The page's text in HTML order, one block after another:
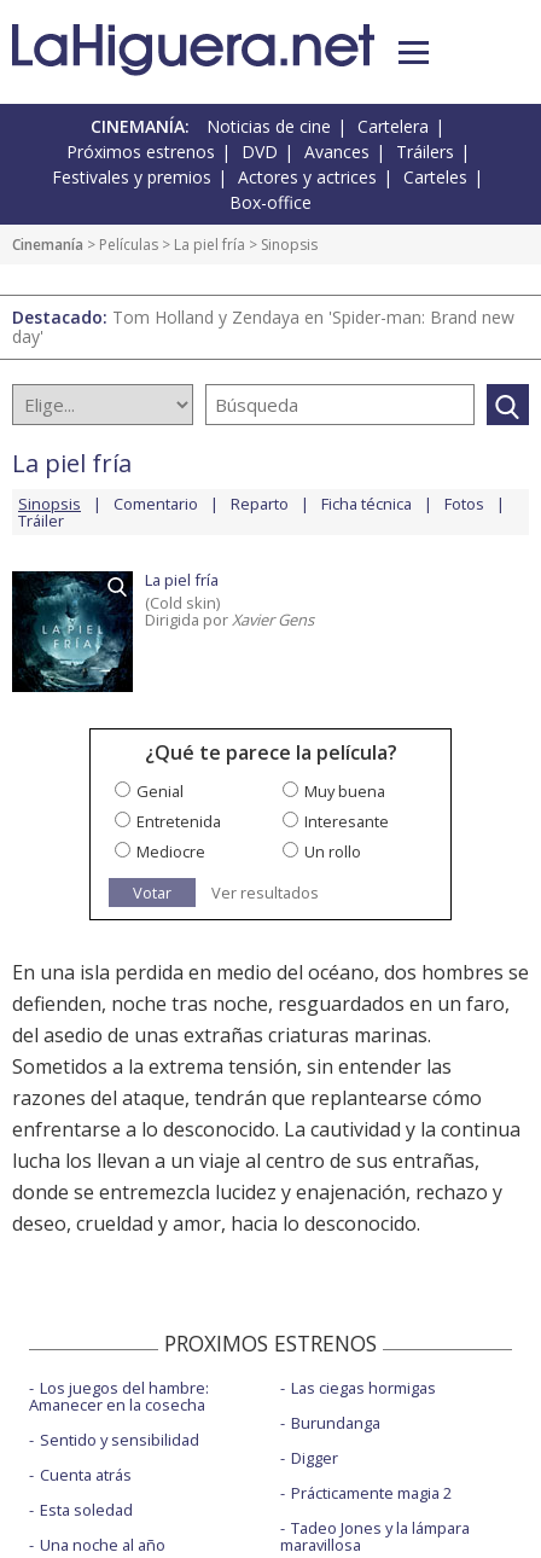
CINEMANÍA: Noticias de cine
Cartelera
Próximos estrenos
DVD Avances
Tráilers
Festivales y premios
Actores y actrices
Carteles
Box-office
Cinemanía > Películas > La piel fría > Sinopsis
Destacado: Tom Holland y Zendaya en 'Spider-man: Brand new
day'
La piel fría
Sinopsis Comentario Reparto Ficha técnica Fotos
Tráiler
La piel fría
(Cold skin)
Dirigida porXavier Gens
¿Qué te parece la película?
Genial
Muy buena
Entretenida
Interesante
Mediocre
Un rollo
Votar
Ver resultados
En una isla perdida en medio del océano, dos hombres se
defienden, noche tras noche, resguardados en un faro,
del asedio de unas extrañas criaturas marinas.
Sometidos a la extrema tensión, sin entender las
razones del ataque, tendrán que replantearse cómo
enfrentarse a lo desconocido. La cautividad y la continua
lucha los llevan a un viaje al centro de sus entrañas,
donde se entremezcla lucidez y enajenación, rechazo y
deseo, crueldad y amor, hacia lo desconocido.
PROXIMOS ESTRENOS
Los juegos del hambre:
Amanecer en la cosecha
Sentido y sensibilidad
Cuenta atrás
Esta soledad
Una noche al año
Las ciegas hormigas
Burundanga
Digger
Prácticamente magia 2
Tadeo Jones y la lámpara
maravillosa